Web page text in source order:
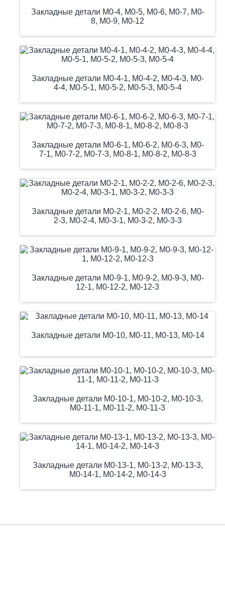
Закладные детали М0-4, М0-5, М0-6, М0-7, М0-
8, М0-9, М0-12
Закладные детали М0-4-1, М0-4-2, М0-4-3, М0-
4-4, М0-5-1, М0-5-2, М0-5-3, М0-5-4
Закладные детали М0-6-1, М0-6-2, М0-6-3, М0-
7-1, М0-7-2, М0-7-3, М0-8-1, М0-8-2, М0-8-3
Закладные детали М0-2-1, М0-2-2, М0-2-6, М0-
2-3, М0-2-4, М0-3-1, М0-3-2, М0-3-3
Закладные детали М0-9-1, М0-9-2, М0-9-3, М0-
12-1, М0-12-2, М0-12-3
Закладные детали М0-10, М0-11, М0-13, М0-14
Закладные детали М0-10-1, М0-10-2, М0-10-3,
М0-11-1, М0-11-2, М0-11-3
Закладные детали М0-13-1, М0-13-2, М0-13-3,
М0-14-1, М0-14-2, М0-14-3